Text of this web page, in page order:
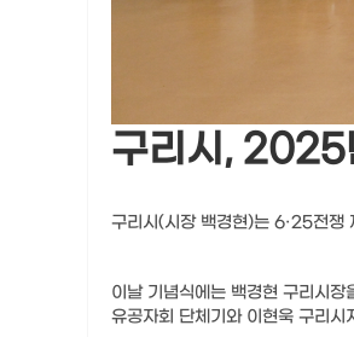
구리시, 2025
구리시(시장 백경현)는 6·25전쟁
이날 기념식에는 백경현 구리시
유공자회 단체기와 이현욱 구리